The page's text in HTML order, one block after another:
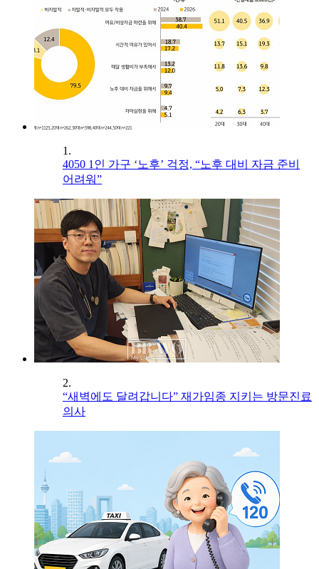
1.
4050 1인 가구 ‘노후’ 걱정, “노후 대비 자금 준비
어려워”
2.
“새벽에도 달려갑니다” 재가임종 지키는 방문진료
의사